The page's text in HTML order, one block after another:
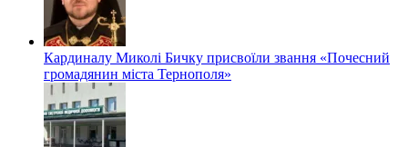
Кардиналу Миколі Бичку присвоїли звання «Почесний
громадянин міста Тернополя»